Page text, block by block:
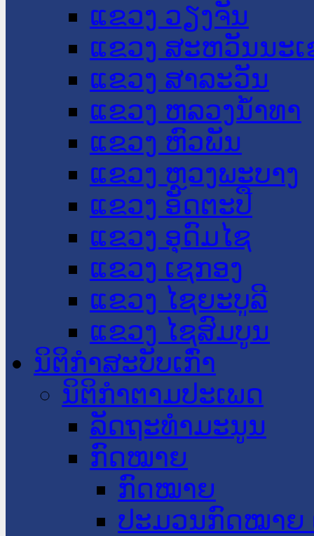
ແຂວງ ວຽງຈັນ
ແຂວງ ສະຫວັນນະ
ແຂວງ ສາລະວັນ
ແຂວງ ຫລວງນໍ້າທາ
ແຂວງ ຫົວພັນ
ແຂວງ ຫຼວງພະບາງ
ແຂວງ ອັດຕະປື
ແຂວງ ອຸດົມໄຊ
ແຂວງ ເຊກອງ
ແຂວງ ໄຊຍະບູລີ
ແຂວງ ໄຊສົມບູນ
ນິຕິກໍາສະບັບເກົ່າ
ນິຕິກຳຕາມປະເພດ
ລັດຖະທໍາມະນູນ
ກົດໝາຍ
ກົດໝາຍ
ປະມວນກົດໝາຍ